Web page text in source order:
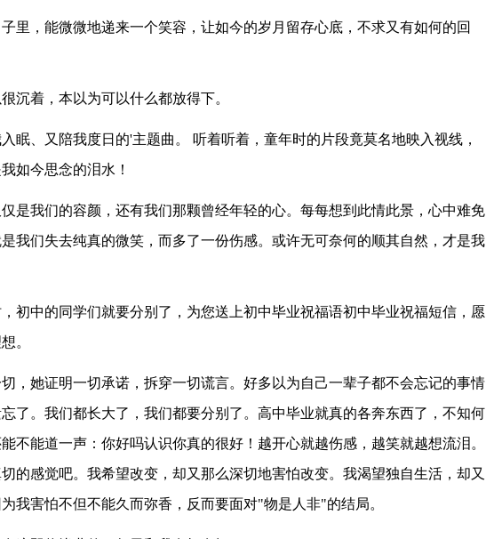
里，能微微地递来一个笑容，让如今的岁月留存心底，不求又有如何的回
沉着，本以为可以什么都放得下。
眠、又陪我度日的'主题曲。 听着听着，童年时的片段竟莫名地映入视线，
如今思念的泪水！
是我们的容颜，还有我们那颗曾经年轻的心。每每想到此情此景，心中难免
我们失去纯真的微笑，而多了一份伤感。或许无可奈何的顺其自然，才是我
初中的同学们就要分别了，为您送上初中毕业祝福语初中毕业祝福短信，愿
。
，她证明一切承诺，拆穿一切谎言。好多以为自己一辈子都不会忘记的事情
了。我们都长大了，我们都要分别了。高中毕业就真的各奔东西了，不知何
不能道一声：你好吗认识你真的很好！越开心就越伤感，越笑就越想流泪。
的感觉吧。我希望改变，却又那么深切地害怕改变。我渴望独自生活，却又
我害怕不但不能久而弥香，反而要面对"物是人非"的结局。